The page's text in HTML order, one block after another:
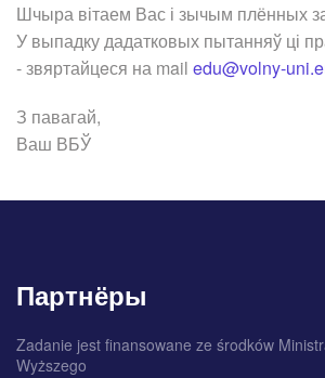
Шчыра вітаем Вас і зычым плённых
У выпадку дадатковых пытанняў ці
- звяртайцeся на mail edu@volny-
З павагай,
Ваш ВБЎ
Партнёры
Zadanie jest finansowane ze środków
Wyższego